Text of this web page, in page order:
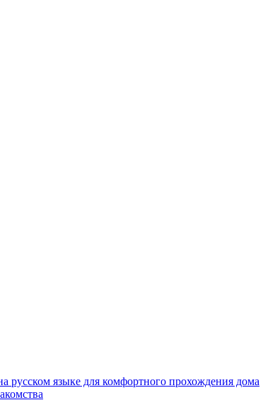
русском языке для комфортного прохождения дома